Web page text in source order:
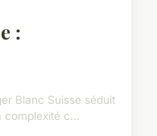
:
Blanc Suisse séduit
complexité c...